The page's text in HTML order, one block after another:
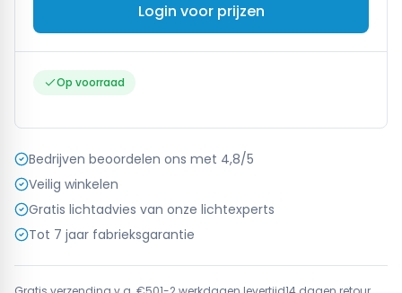
Login voor prijzen
Op voorraad
Bedrijven beoordelen ons met 4,8/5
Veilig winkelen
Gratis lichtadvies van onze lichtexperts
Tot 7 jaar fabrieksgarantie